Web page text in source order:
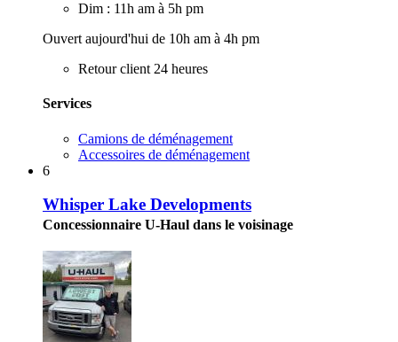
Dim : 11h am à 5h pm
Ouvert aujourd'hui de 10h am à 4h pm
Retour client 24 heures
Services
Camions de déménagement
Accessoires de déménagement
6
Whisper Lake Developments
Concessionnaire U-Haul dans le voisinage